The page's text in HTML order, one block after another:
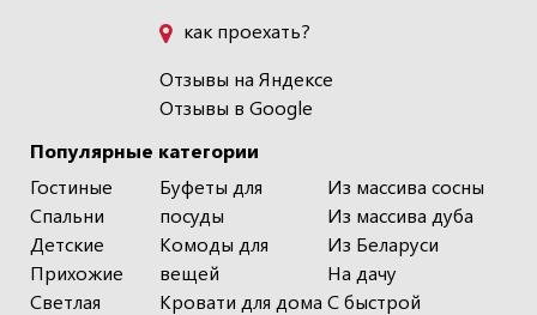
Популярные категории
Гостиные
Спальни
Детские
Прихожие
Светлая
Буфеты для
посуды
Комоды для
вещей
Кровати для дома
Из массива сосны
Из массива дуба
Из Беларуси
На дачу
С быстрой
как проехать?
Отзывы на Яндексе
Отзывы в Google